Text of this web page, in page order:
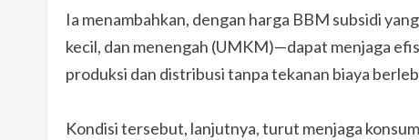
Ia menambahkan, dengan harga BBM subsidi
kecil, dan menengah (UMKM)—dapat menjaga
produksi dan distribusi tanpa tekanan biaya
Kondisi tersebut, lanjutnya, turut menjaga